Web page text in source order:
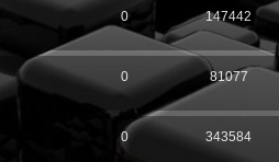
0 147442
0 81077
0 343584